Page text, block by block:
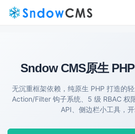
Sndow CMS原生
无沉重框架依赖，纯原生 PHP 打造的
Action/Filter 钩子系统、5 级 RBAC 权
API、侧边栏小工具，开